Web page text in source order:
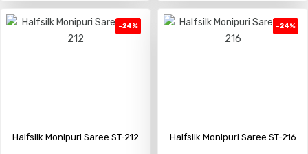
-24%
Halfsilk Monipuri Saree ST-212
-24%
Halfsilk Monipuri Saree ST-216